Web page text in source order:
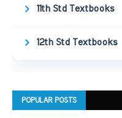
11th Std Textbooks
12th Std Textbooks
POPULAR POSTS